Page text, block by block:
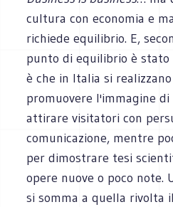
cultura con economia e
richiede equilibrio. E,
punto di equilibrio è stato
è che in Italia si
promuovere l'immagine
attirare visitatori con
comunicazione, mentre
per dimostrare tesi
opere nuove o poco note.
si somma a quella rivolta